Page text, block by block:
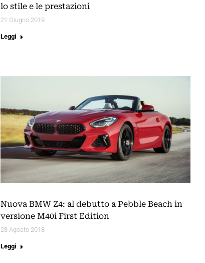
lo stile e le prestazioni
21 Giugno 2019
Leggi
Nuova BMW Z4: al debutto a Pebble Beach in
versione M40i First Edition
23 Agosto 2018
Leggi